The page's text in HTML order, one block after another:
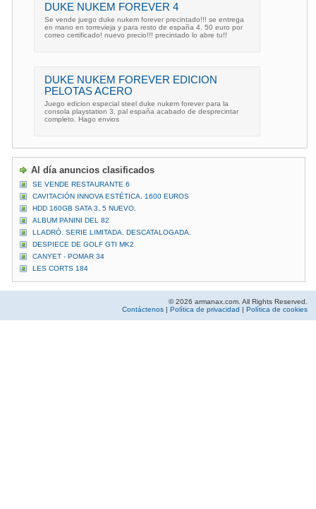
DUKE NUKEM FOREVER 4
Se vende juego duke nukem forever precintado!!! se entrega
en mano en torrevieja y para resto de españa 4. 50 euro por
correo certificado! nuevo precio!!! precintado lo abre tu!!
DUKE NUKEM FOREVER EDICION
PELOTAS ACERO
Juego edicion especial steel duke nukem forever para la
consola playstation 3, pal españa acabado de desprecintar
completo. Hago envios
Al día anuncios clasificados
SE VENDE RESTAURANTE 6
CAVITACIÓN INNOVA ESTÉTICA. 1600 EUROS
HDD 160GB SATA 3, 5 NUEVO.
ALBUM PANINI DEL 82
LLADRÓ. SERIE LIMITADA. DESCATALOGADA.
DESPIECE DE GOLF GTI MK2
CANYET - POMAR 34
LES CORTS 184
© 2026 armanax.com. All Rights Reserved.
Contáctenos | Política de privacidad | Política de cookies